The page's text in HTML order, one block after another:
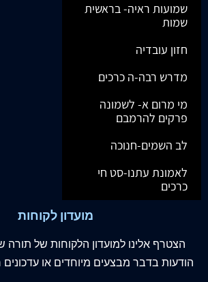
שמועות ראיה- בראשית
שמות
חזון עובדיה
מדרש רבה-ה כרכים
מי מרום א- לשמונה
פרקים להרמבם
לב השמים-חנוכה
לאמונת עתנו-סט חי
כרכים
מועדון לקוחות
הצטרף אלינו למועדון הלקוחות של תורה
הודעות בדבר מבצעים מיוחדים או עדכונים